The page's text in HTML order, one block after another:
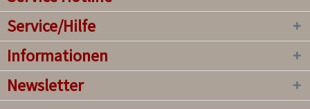
Service/Hilfe
Informationen
Newsletter